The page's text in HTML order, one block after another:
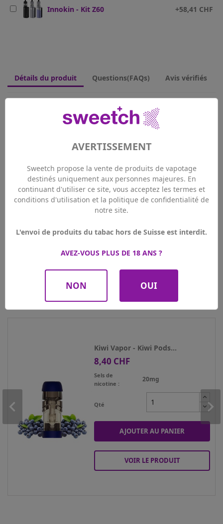
AVERTISSEMENT
Sweetch propose la vente de produits de vapotage
destinés uniquement aux personnes majeures. En
continuant d'utiliser ce site, vous acceptez les termes et
conditions d'utilisation et la politique de confidentialité de
notre site.
L'envoi de produits du tabac hors de Suisse est interdit.
AVEZ-VOUS PLUS DE 18 ANS ?
NON OUI
Innokin - Kit Z60 +58,41 CHF
Détails du produit Questions(FAQs) Avis vérifiés
Références spécifiques
6921426623441
Les clients qui ont acheté ce produit ont
également acheté :
Kiwi Vapor - Kiwi Pods...
Prix
8,40 CHF
Sels de
nicotine
20mg
Qté
AJOUTER AU PANIER
VOIR LE PRODUIT